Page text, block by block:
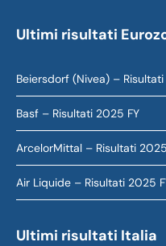
Ultimi risultati
Beiersdorf (Nivea) –
Basf – Risultati 2025 FY
ArcelorMittal – Risultati
Air Liquide – Risultati 2025
Ultimi risultati Italia